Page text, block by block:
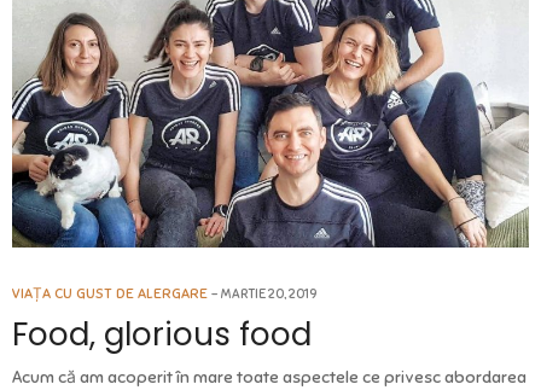
VIAȚA CU GUST DE ALERGARE MARTIE 20, 2019
Food, glorious food
Acum că am acoperit în mare toate aspectele ce privesc abordarea